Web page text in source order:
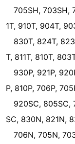
705SH, 703SH,
1T, 910T, 904T,
830T, 824T,
T, 811T, 810T,
930P, 921P,
P, 810P, 706P,
920SC, 805SC,
SC, 830N, 821N,
706N, 705N,